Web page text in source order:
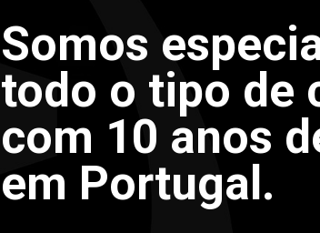
Somos
todo o tipo de
com 10 anos
em Portugal.